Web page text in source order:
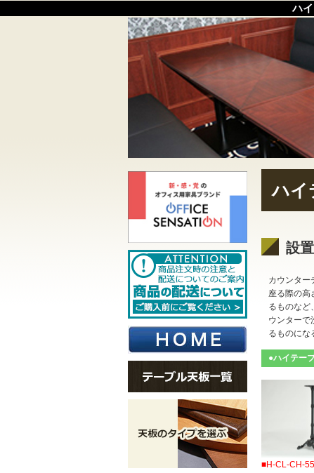
ハ
ハイ
設
カウンター
座る際の高
るものなど
ウンターで
るものにな
●ハイテー
■H-CL-CH-